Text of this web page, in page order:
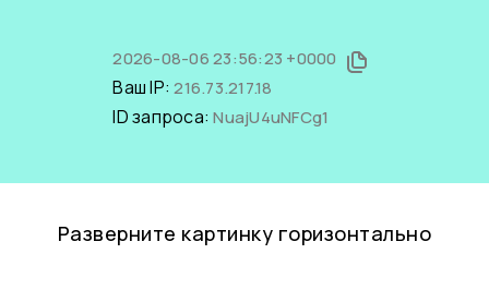
2026-08-06 23:56:23 +0000
Ваш IP:216.73.217.18
ID запроса:NuajU4uNFCg1
Разверните картинку горизонтально